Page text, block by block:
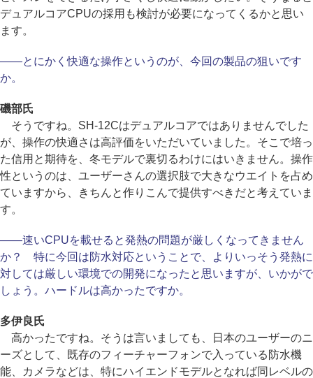
デュアルコアCPUの採用も検討が必要になってくるかと思い
ます。
――とにかく快適な操作というのが、今回の製品の狙いです
か。
磯部氏
そうですね。SH-12Cはデュアルコアではありませんでした
が、操作の快適さは高評価をいただいていました。そこで培っ
た信用と期待を、冬モデルで裏切るわけにはいきません。操作
性というのは、ユーザーさんの選択肢で大きなウエイトを占め
ていますから、きちんと作りこんで提供すべきだと考えていま
す。
――速いCPUを載せると発熱の問題が厳しくなってきません
か？ 特に今回は防水対応ということで、よりいっそう発熱に
対しては厳しい環境での開発になったと思いますが、いかがで
しょう。ハードルは高かったですか。
多伊良氏
高かったですね。そうは言いましても、日本のユーザーのニ
ーズとして、既存のフィーチャーフォンで入っている防水機
能、カメラなどは、特にハイエンドモデルとなれば同レベルの